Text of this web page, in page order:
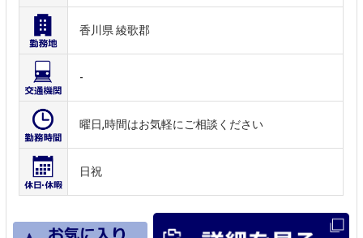
香川県 綾歌郡
-
曜日,時間はお気軽にご相談ください
日祝